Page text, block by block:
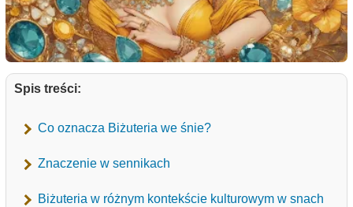
Spis treści:
Co oznacza Biżuteria we śnie?
Znaczenie w sennikach
Biżuteria w różnym kontekście kulturowym w snach